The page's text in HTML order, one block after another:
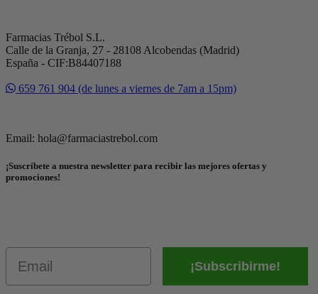
Farmacias Trébol S.L.
Calle de la Granja, 27 - 28108 Alcobendas (Madrid)
España - CIF:B84407188
659 761 904 (de lunes a viernes de 7am a 15pm)
Email: hola@farmaciastrebol.com
¡Suscríbete a nuestra newsletter para recibir las mejores ofertas y
promociones!
¡Subscribirme!